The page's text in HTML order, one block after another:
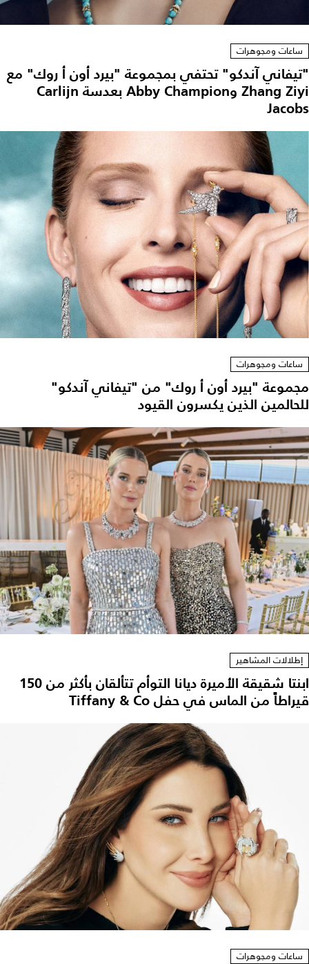
ساعات ومجوهرات
"تيفاني آندكو" تحتفي بمجموعة "بيرد أون أ روك" مع
Zhang Ziyi وAbby Champion بعدسة Carlijn
Jacobs
ساعات ومجوهرات
مجموعة "بيرد أون أ روك" من "تيفاني آندكو"
للحالمين الذين يكسرون القيود
إطلالات المشاهير
ابنتا شقيقة الأميرة ديانا التوأم تتألقان بأكثر من 150
قيراطاً من الماس في حفل Tiffany & Co
ساعات ومجوهرات